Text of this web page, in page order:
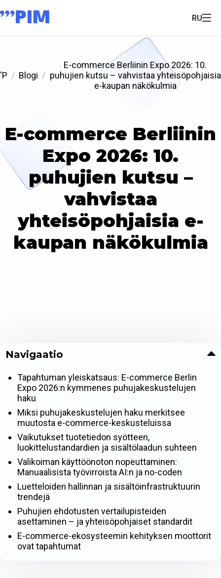
RU
'P Blogi
E-commerce Berliinin Expo 2026: 10.
puhujien kutsu – vahvistaa yhteisöpohjaisia
e-kaupan näkökulmia
E-commerce Berliinin
Expo 2026: 10.
puhujien kutsu –
vahvistaa
yhteisöpohjaisia e-
kaupan näkökulmia
Navigaatio
Tapahtuman yleiskatsaus: E-commerce Berlin
Expo 2026:n kymmenes puhujakeskustelujen
haku
Miksi puhujakeskustelujen haku merkitsee
muutosta e-commerce-keskusteluissa
Vaikutukset tuotetiedon syötteen,
luokittelustandardien ja sisältölaadun suhteen
Valikoiman käyttöönoton nopeuttaminen:
Manuaalisista työvirroista AI:n ja no-coden
Luetteloiden hallinnan ja sisältöinfrastruktuurin
trendejä
Puhujien ehdotusten vertailupisteiden
asettaminen – ja yhteisöpohjaiset standardit
E-commerce-ekosysteemin kehityksen moottorit
ovat tapahtumat